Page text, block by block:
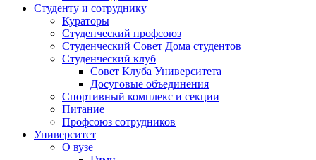
Студенту и сотруднику
Кураторы
Студенческий профсоюз
Студенческий Совет Дома студентов
Студенческий клуб
Совет Клуба Университета
Досуговые объединения
Спортивный комплекс и секции
Питание
Профсоюз сотрудников
Университет
О вузе